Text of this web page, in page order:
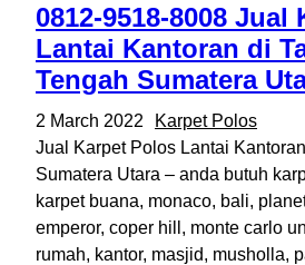
0812-9518-8008
Lantai Kantoran di
Tengah Sumatera
2 March 2022
Karpet Polos
Jual Karpet Polos Lantai
Sumatera Utara – anda butuh
karpet buana, monaco, bali,
emperor, coper hill, monte carlo
rumah, kantor, masjid, musholla,